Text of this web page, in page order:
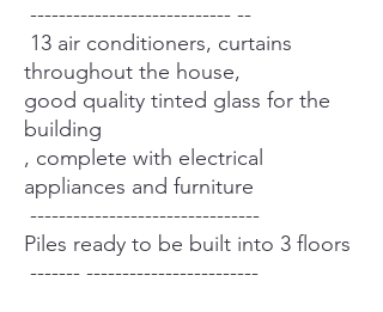
---------------------------- --
13 air conditioners, curtains
throughout the house,
good quality tinted glass for the
building
, complete with electrical
appliances and furniture
--------------------------------
Piles ready to be built into 3 floors
------- ------------------------